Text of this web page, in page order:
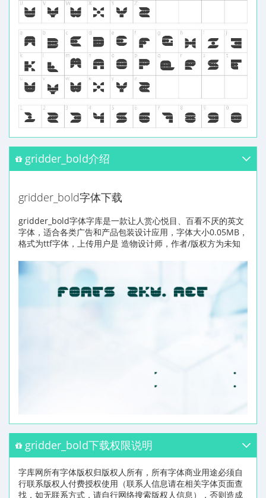
gridder_bold介绍
gridder_bold字体下载
gridder_bold字体字库是一款让人赏心悦目、百看不厌的英文
字体，适合各类广告和产品包装设计应用，字体大小0.05MB，
格式为ttf字体，上传用户是 造物设计师，作者/版权方为未知
gridder_bold下载权限说明
字库网所有字体版权归版权人所有，所有字体商业用途必须自
行联系版权人付费授权使用（联系人信息请在相关字体页面查
找，如无联系方式，请自行网络搜索版权人信息），否则造成